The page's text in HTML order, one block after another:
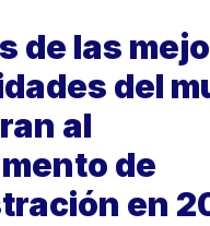
de las
del
al
de
en